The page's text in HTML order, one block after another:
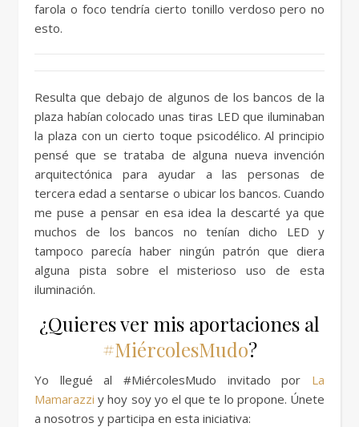
farola o foco tendría cierto tonillo verdoso pero no
esto.
Resulta que debajo de algunos de los bancos de la
plaza habían colocado unas tiras LED que iluminaban
la plaza con un cierto toque psicodélico. Al principio
pensé que se trataba de alguna nueva invención
arquitectónica para ayudar a las personas de
tercera edad a sentarse o ubicar los bancos. Cuando
me puse a pensar en esa idea la descarté ya que
muchos de los bancos no tenían dicho LED y
tampoco parecía haber ningún patrón que diera
alguna pista sobre el misterioso uso de esta
iluminación.
¿Quieres ver mis aportaciones al
#MiércolesMudo?
Yo llegué al #MiércolesMudo invitado por La
Mamarazzi y hoy soy yo el que te lo propone. Únete
a nosotros y participa en esta iniciativa: